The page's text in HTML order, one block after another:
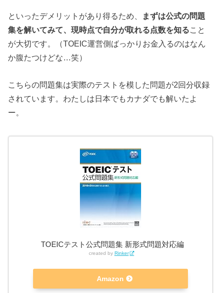
といったデメリットがあり得るため、
まずは公式の問題
集を解いてみて、現時点で自分が取れる点数を知ること
が大切です。（TOEIC運営側ばっかりお金入るのはなん
か腹たつけどな…笑）
こちらの問題集は実際のテストを模した問題が2回分収録
されています。わたしは日本でもカナダでも解いたよ
ー。
TOEICテスト公式問題集 新形式問題対応編
created by Rinker
Amazon